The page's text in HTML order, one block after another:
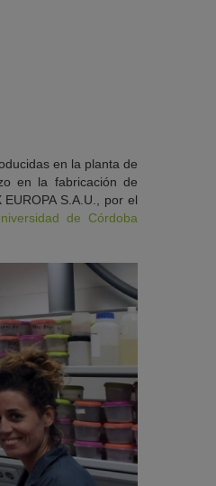
en la planta de
en la fabricación de
S.A.U., por el
de Córdoba